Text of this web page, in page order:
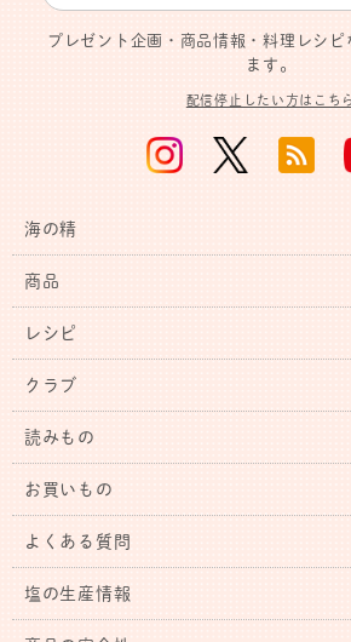
プレゼント企画・商品情報・料理レシピ
ます。
配信停止したい方はこちら
海の精
商品
レシピ
クラブ
読みもの
お買いもの
よくある質問
塩の生産情報